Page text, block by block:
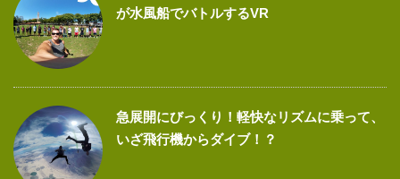
が水風船でバトルするVR
急展開にびっくり！軽快なリズムに乗って、
いざ飛行機からダイブ！？